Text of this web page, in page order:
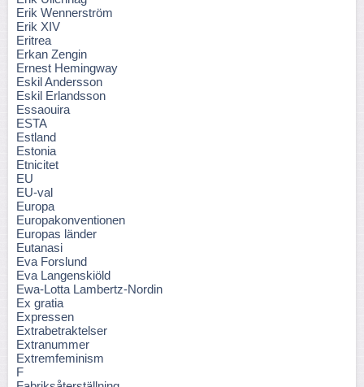
Erik Wennerström
Erik XIV
Eritrea
Erkan Zengin
Ernest Hemingway
Eskil Andersson
Eskil Erlandsson
Essaouira
ESTA
Estland
Estonia
Etnicitet
EU
EU-val
Europa
Europakonventionen
Europas länder
Eutanasi
Eva Forslund
Eva Langenskiöld
Ewa-Lotta Lambertz-Nordin
Ex gratia
Expressen
Extrabetraktelser
Extranummer
Extremfeminism
F